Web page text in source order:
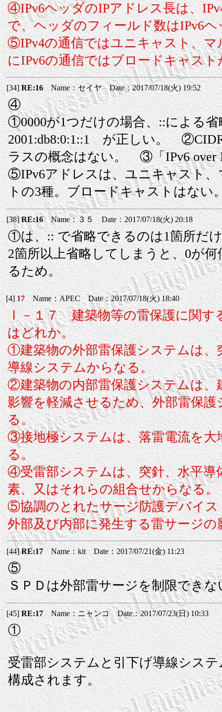
④IPv6ヘッダのIPアドレス長は、
で、ヘッダのフィールド数はIPv6
⑤IPv4の通信ではユニキャスト、
にIPv6の通信ではブロードキャスト
[34]RE:16Name：セイヤ Date：2017/07/18(火) 19:52
④
①0000が1つだけの場合、::による
2001:db8:0:1::1 が正しい。
ラスの概念はない。 ③「IPv6
⑤IPv6アドレスは、ユニキャスト
トの3種。ブロードキャストはない
[38]RE:16Name：３５ Date：2017/07/18(火) 20:18
①は、:: で省略できるのは1箇所だ
2箇所以上省略してしまうと、0が
るため。
[4]17Name：APEC Date：2017/07/18(火) 18:40
Ⅰ－１７ 建築物等の雷保護に関す
はどれか。
①建築物の外部雷保護システムは、
導線システムからなる。
②建築物の内部雷保護システムは、
影響を軽減させるため、外部雷保
る。
③接地極システムは、落雷電流を
る。
④受雷部システムは、突針、水平導
素、又はそれらの組合せからなる。
⑤協調のとれたサージ防護デバイス
外部及び内部に発生する雷サージの
[44]RE:17Name：kit Date：2017/07/21(金) 11:23
⑤
ＳＰＤは外部雷サージを制限できな
[45]RE:17Name：ニャンコ Date：2017/07/23(日) 10:33
①
受雷部システムと引下げ導線シス
構成されます。